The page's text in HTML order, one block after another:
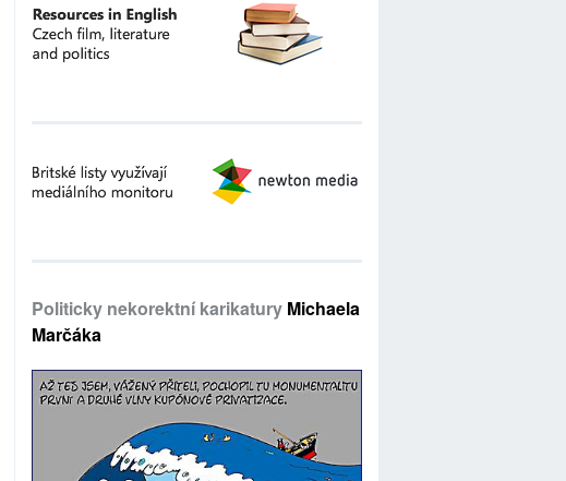
Politicky nekorektní karikatury Michaela
Marčáka